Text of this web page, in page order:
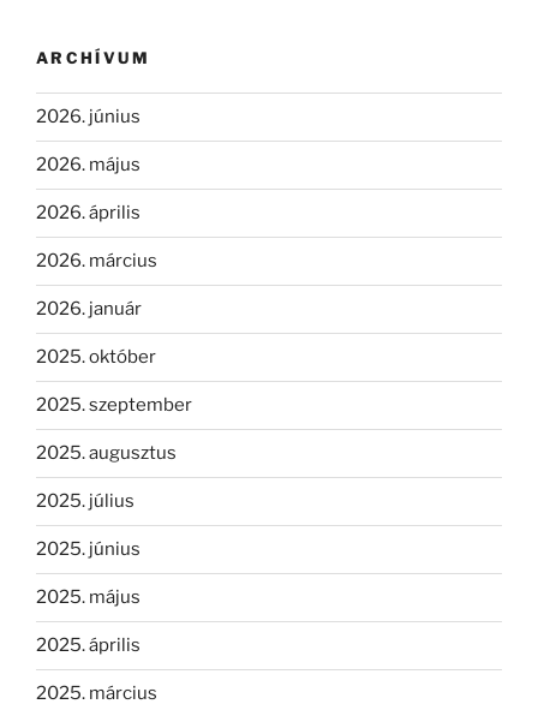
ARCHÍVUM
2026. június
2026. május
2026. április
2026. március
2026. január
2025. október
2025. szeptember
2025. augusztus
2025. július
2025. június
2025. május
2025. április
2025. március